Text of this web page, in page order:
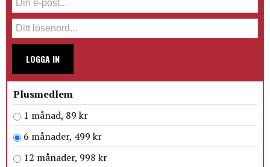
LOGGA IN
Plusmedlem
1 månad, 89 kr
6 månader, 499 kr
12 månader, 998 kr